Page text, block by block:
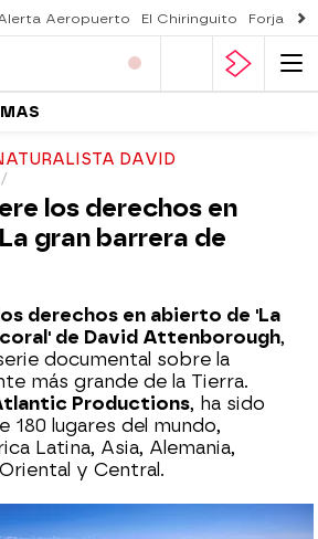
Aeropuerto El Chiringuito Forjado
DAVID
los derechos en
gran barrera de
derechos en abierto de 'La
de David Attenborough,
documental sobre la
más grande de la Tierra.
Productions, ha sido
180 lugares del mundo,
Latina, Asia, Alemania,
y Central.